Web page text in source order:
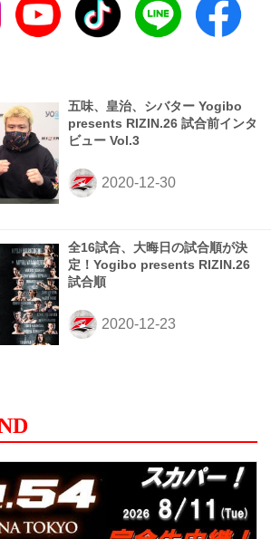
五味、皇治、シバター Yogibo
presents RIZIN.26 試合前インタ
ビュー Vol.3
全16試合、大晦日の試合順が決
定！Yogibo presents RIZIN.26
試合順